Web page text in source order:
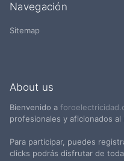
Navegación
Sitemap
About us
Bienvenido a
profesionales y aficionados
Para participar, puedes
clicks podrás disfrutar de